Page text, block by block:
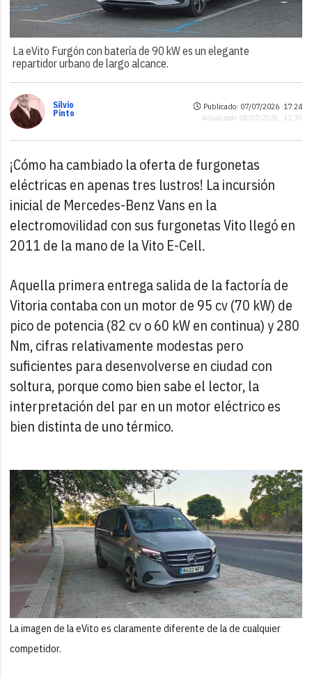
La eVito Furgón con batería de 90 kW es un elegante
repartidor urbano de largo alcance.
Silvio
Pinto
Publicado: 07/07/2026 ·17:24
Actualizado: 08/07/2026 · 11:39
¡Cómo ha cambiado la oferta de furgonetas
eléctricas en apenas tres lustros! La incursión
inicial de Mercedes-Benz Vans en la
electromovilidad con sus furgonetas Vito llegó en
2011 de la mano de la Vito E-Cell.
Aquella primera entrega salida de la factoría de
Vitoria contaba con un motor de 95 cv (70 kW) de
pico de potencia (82 cv o 60 kW en continua) y 280
Nm, cifras relativamente modestas pero
suficientes para desenvolverse en ciudad con
soltura, porque como bien sabe el lector, la
interpretación del par en un motor eléctrico es
bien distinta de uno térmico.
La imagen de la eVito es claramente diferente de la de cualquier
competidor.